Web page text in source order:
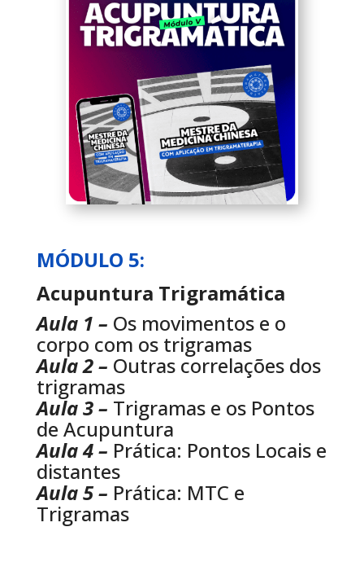
MÓDULO 5:
Acupuntura Trigramática
Aula 1 – Os movimentos e o
corpo com os trigramas
Aula 2 – Outras correlações dos
trigramas
Aula 3 – Trigramas e os Pontos
de Acupuntura
Aula 4 – Prática: Pontos Locais e
distantes
Aula 5 – Prática: MTC e
Trigramas